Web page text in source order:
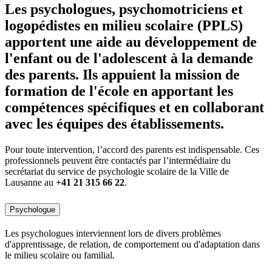
Les psychologues, psychomotriciens et
logopédistes en milieu scolaire (PPLS)
apportent une aide au développement de
l'enfant ou de l'adolescent à la demande
des parents. Ils appuient la mission de
formation de l'école en apportant les
compétences spécifiques et en collaborant
avec les équipes des établissements.
Pour toute intervention, l’accord des parents est indispensable. Ces
professionnels peuvent être contactés par l’intermédiaire du
secrétariat du service de psychologie scolaire de la Ville de
Lausanne au +41 21 315 66 22.
Psychologue
Les psychologues interviennent lors de divers problèmes
d'apprentissage, de relation, de comportement ou d'adaptation dans
le milieu scolaire ou familial.